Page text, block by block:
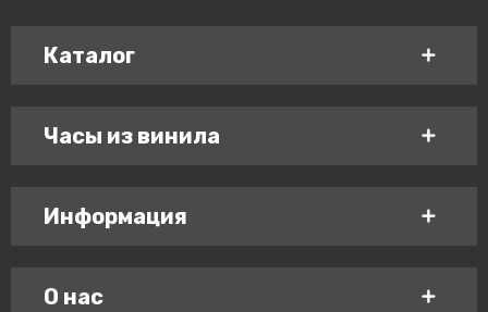
Каталог
Часы из винила
Информация
О нас